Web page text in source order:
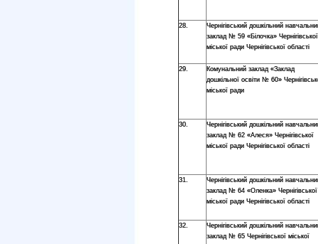
28.
Чернігівський дошкільний
заклад № 59 «Білочка» Чернігівської
міської ради Чернігівської області
29.
Комунальний заклад «Заклад
дошкільної освіти № 60»
міської ради
30.
Чернігівський дошкільний
заклад № 62 «Алеся» Чернігівської
міської ради Чернігівської області
31.
Чернігівський дошкільний
заклад № 64 «Оленка» Чернігівської
міської ради Чернігівської області
32.
Чернігівський дошкільний
заклад № 65 Чернігівської міської